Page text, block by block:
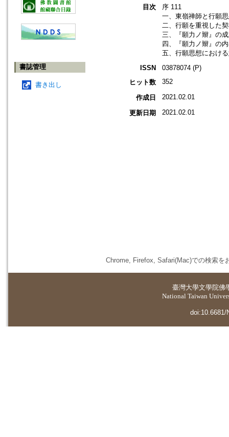
書誌管理
書き出し
目次
序 111
一、東嶺禅師と行願
二、行願を重視した
三、『願力ノ辮』の
四、『願力ノ辮』の
五、行願思想におけ
ISSN
03878074 (P)
ヒット数
352
作成日 2021.02.01
更新日期 2021.02.01
Chrome, Firefox, Safari(Mac)での検索を
臺灣大學文學院佛
National Taiwan
doi:10.6681/